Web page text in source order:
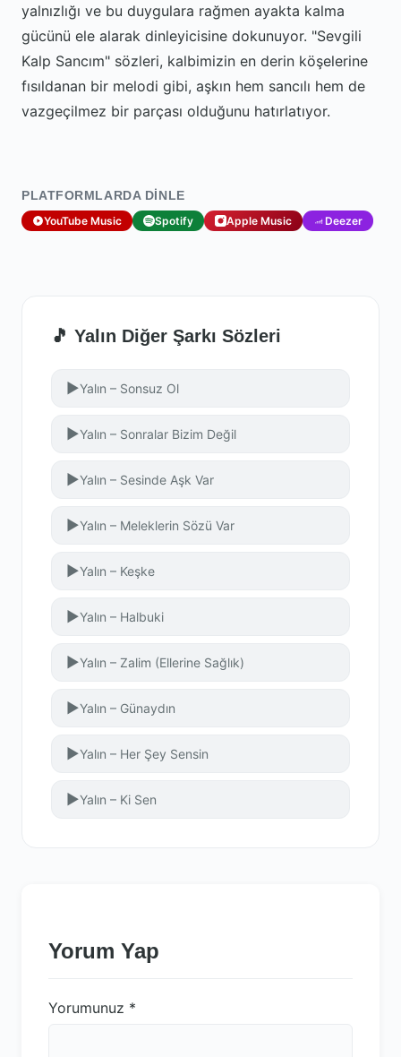
yalnızlığı ve bu duygulara rağmen ayakta kalma
gücünü ele alarak dinleyicisine dokunuyor. "Sevgili
Kalp Sancım" sözleri, kalbimizin en derin köşelerine
fısıldanan bir melodi gibi, aşkın hem sancılı hem de
vazgeçilmez bir parçası olduğunu hatırlatıyor.
PLATFORMLARDA DINLE
YouTube Music Spotify Apple Music Deezer
🎵 Yalın Diğer Şarkı Sözleri
▶Yalın – Sonsuz Ol
▶Yalın – Sonralar Bizim Değil
▶Yalın – Sesinde Aşk Var
▶Yalın – Meleklerin Sözü Var
▶Yalın – Keşke
▶Yalın – Halbuki
▶Yalın – Zalim (Ellerine Sağlık)
▶Yalın – Günaydın
▶Yalın – Her Şey Sensin
▶Yalın – Ki Sen
Yorum Yap
Yorumunuz *